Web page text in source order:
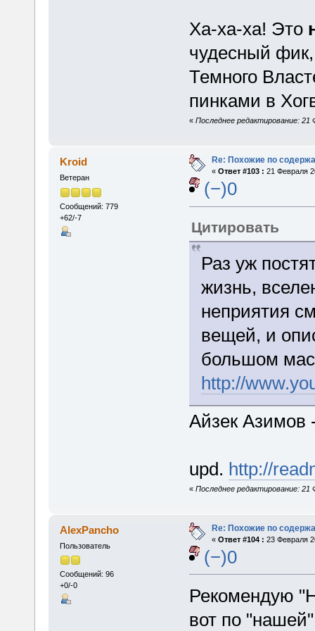
Ха-ха-ха! Это
чудесный
Темного
пинками в
« Последнее редактирование: 21
Kroid
Ветеран
Сообщений: 779
+62/-7
Re: Похожие по
« Ответ #103 : 21 Февраля
(−)0
Цитировать
Раз уж
жизнь,
неприятия
вещей, и
большом
http://
Айзек Азимов
upd. http://
« Последнее редактирование: 21
AlexPancho
Пользователь
Сообщений: 96
+0/-0
Re: Похожие по
« Ответ #104 : 23 Февраля
(−)0
Рекомендую
вот по